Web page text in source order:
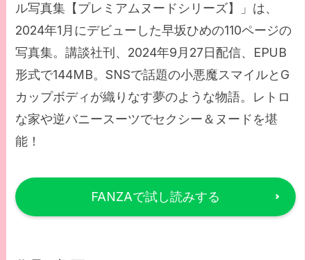
ル写真集【プレミアムヌードシリーズ】」は、
2024年1月にデビューした早坂ひめの110ページの
写真集。講談社刊、2024年9月27日配信、EPUB
形式で144MB。SNSで話題の小悪魔スマイルとG
カップボディが織りなす夢のような物語。レトロ
な家や逆バニースーツでセクシー＆ヌードを堪
能！
FANZAで試し読みする